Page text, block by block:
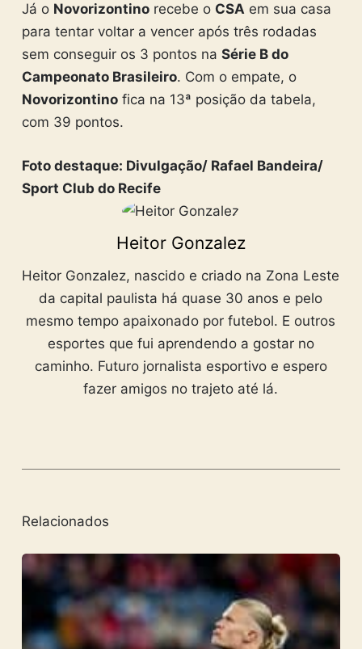
Já o Novorizontinorecebe o CSAem sua casa
para tentar voltar a vencer após três rodadas
sem conseguir os 3 pontos na Série B do
Campeonato Brasileiro. Com o empate, o
Novorizontinofica na 13ª posição da tabela,
com 39 pontos.
Foto destaque: Divulgação/ Rafael Bandeira/
Sport Club do Recife
Heitor Gonzalez
Heitor Gonzalez, nascido e criado na Zona Leste
da capital paulista há quase 30 anos e pelo
mesmo tempo apaixonado por futebol. E outros
esportes que fui aprendendo a gostar no
caminho. Futuro jornalista esportivo e espero
fazer amigos no trajeto até lá.
Relacionados